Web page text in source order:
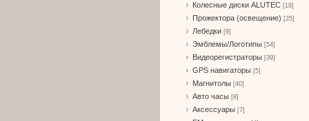
Колесные диски ALUTEC [18]
Прожектора (освещение) [25]
Лебедки [9]
Эмблемы/Логотипы [54]
Видеорегистраторы [39]
GPS навигаторы [5]
Магнитолы [40]
Авто часы [8]
Аксессуары [7]